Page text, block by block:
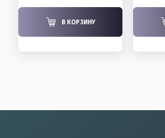
В КОРЗИНУ